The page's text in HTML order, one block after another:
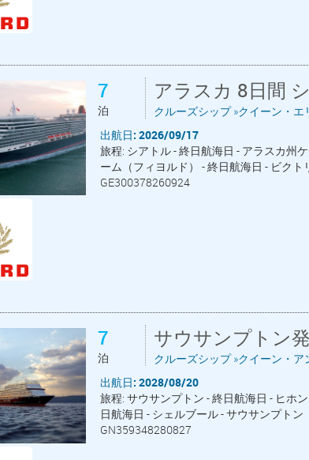
7
泊
アラスカ 8日間
クルーズシップ »クイーン・エ
出航日: 2026/09/17
旅程: シアトル - 終日航海日 - アラスカ州
ーム（フィヨルド） - 終日航海日 - ビクト
GE300378260924
7
泊
サウサンプトン
クルーズシップ »クイーン・ア
出航日: 2028/08/20
旅程: サウサンプトン - 終日航海日 - ヒホ
日航海日 - シェルブール - サウサンプトン
GN359348280827